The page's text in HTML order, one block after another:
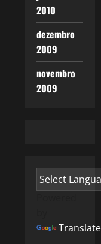
2010
dezembro
2009
novembro
2009
Translate